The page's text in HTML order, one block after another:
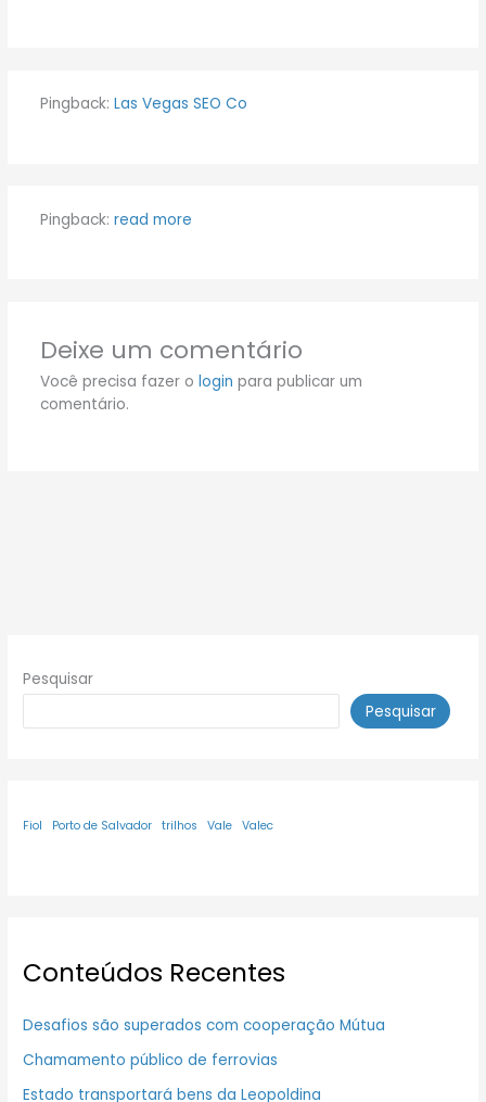
Pingback: Las Vegas SEO Co
Pingback: read more
Deixe um comentário
Você precisa fazer o login para publicar um
comentário.
Pesquisar
Pesquisar
Fiol Porto de Salvador trilhos Vale Valec
Conteúdos Recentes
Desafios são superados com cooperação Mútua
Chamamento público de ferrovias
Estado transportará bens da Leopoldina